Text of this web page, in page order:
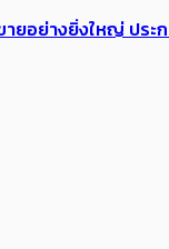
ยอย่างยิ่งใหญ่ ปร